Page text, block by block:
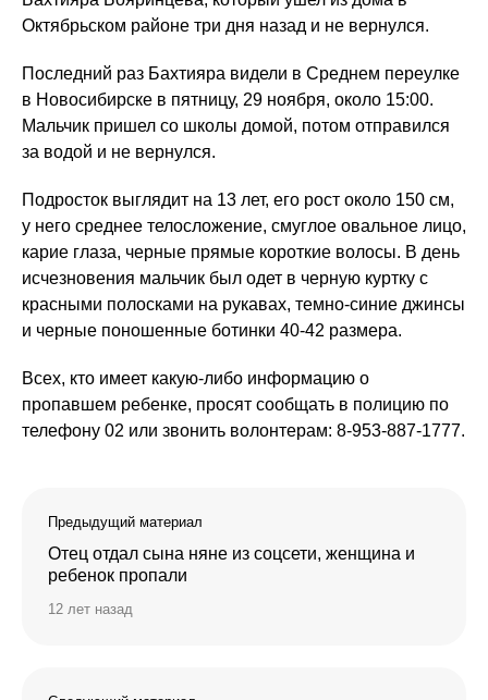
Октябрьском районе три дня назад и не вернулся.
Последний раз Бахтияра видели в Среднем переулке
в Новосибирске в пятницу, 29 ноября, около 15:00.
Мальчик пришел со школы домой, потом отправился
за водой и не вернулся.
Подросток выглядит на 13 лет, его рост около 150 см,
у него среднее телосложение, смуглое овальное лицо,
карие глаза, черные прямые короткие волосы. В день
исчезновения мальчик был одет в черную куртку с
красными полосками на рукавах, темно-синие джинсы
и черные поношенные ботинки 40-42 размера.
Всех, кто имеет какую-либо информацию о
пропавшем ребенке, просят сообщать в полицию по
телефону 02 или звонить волонтерам: 8-953-887-1777.
Предыдущий материал
Отец отдал сына няне из соцсети, женщина и
ребенок пропали
12 лет назад